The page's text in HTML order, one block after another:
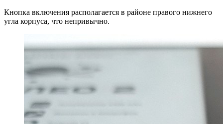
Кнопка включения располагается в районе правого нижнего
угла корпуса, что непривычно.